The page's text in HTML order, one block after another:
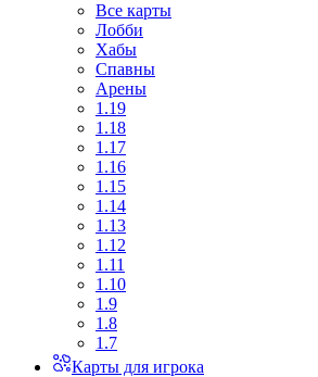
Все карты
Лобби
Хабы
Спавны
Арены
1.19
1.18
1.17
1.16
1.15
1.14
1.13
1.12
1.11
1.10
1.9
1.8
1.7
Карты для игрока